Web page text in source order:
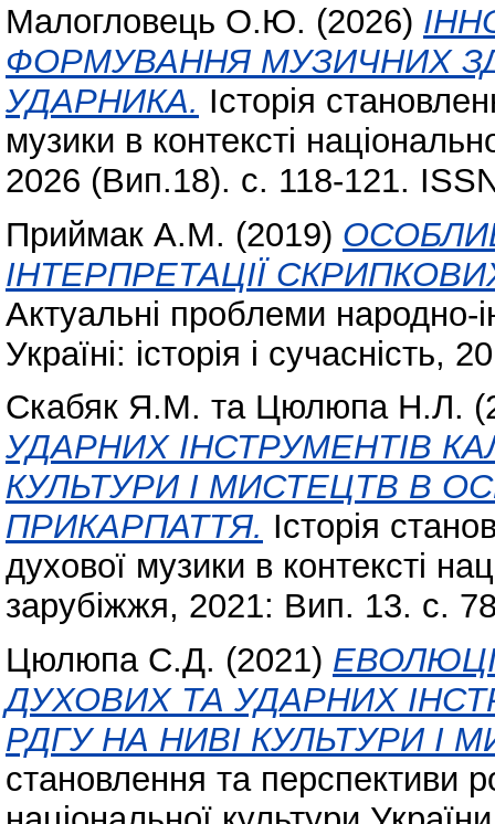
Малогловець О.Ю. (2026)
ФОРМУВАННЯ МУЗИЧНИХ
УДАРНИКА. Історія
музики в контексті
2026 (Вип.18). с. 118-121.
Приймак А.М. (2019)
ІНТЕРПРЕТАЦІЇ
Актуальні проблеми народно-
Україні: історія і сучасність,
Скабяк Я.М. та Цюлюпа Н.Л.
УДАРНИХ ІНСТРУМЕНТІВ
КУЛЬТУРИ І МИСТЕЦТВ В
ПРИКАРПАТТЯ. Історія
духової музики в контексті
зарубіжжя, 2021: Вип. 13. с.
Цюлюпа С.Д. (2021)
ДУХОВИХ ТА УДАРНИХ
РДГУ НА НИВІ КУЛЬТУРИ І
становлення та перспективи